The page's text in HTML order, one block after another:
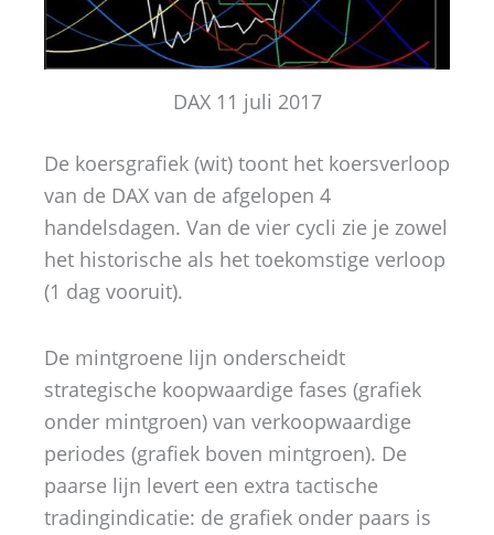
DAX 11 juli 2017
De koersgrafiek (wit) toont het koersverloop
van de DAX van de afgelopen 4
handelsdagen. Van de vier cycli zie je zowel
het historische als het toekomstige verloop
(1 dag vooruit).
De mintgroene lijn onderscheidt
strategische koopwaardige fases (grafiek
onder mintgroen) van verkoopwaardige
periodes (grafiek boven mintgroen). De
paarse lijn levert een extra tactische
tradingindicatie: de grafiek onder paars is